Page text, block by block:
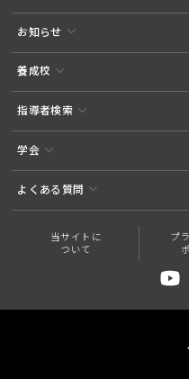
お知らせ
養成校
指導者検索
学会
よくある質問
当サイトに
ついて
プ